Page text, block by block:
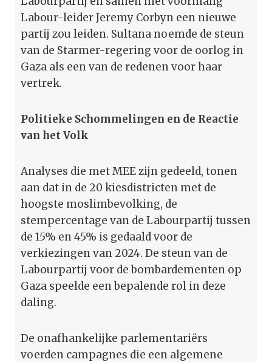
Labour-leider Jeremy Corbyn een nieuwe
partij zou leiden. Sultana noemde de steun
van de Starmer-regering voor de oorlog in
Gaza als een van de redenen voor haar
vertrek.
Politieke Schommelingen en de Reactie
van het Volk
Analyses die met MEE zijn gedeeld, tonen
aan dat in de 20 kiesdistricten met de
hoogste moslimbevolking, de
stempercentage van de Labourpartij tussen
de 15% en 45% is gedaald voor de
verkiezingen van 2024. De steun van de
Labourpartij voor de bombardementen op
Gaza speelde een bepalende rol in deze
daling.
De onafhankelijke parlementariërs
voerden campagnes die een algemene